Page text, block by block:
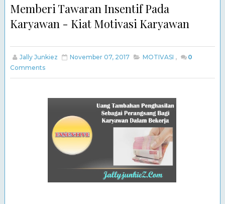
Memberi Tawaran Insentif Pada
Karyawan - Kiat Motivasi Karyawan
Jally Junkiez November 07, 2017 MOTIVASI ,
0
Comments